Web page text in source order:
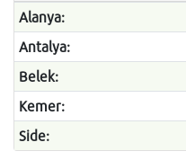
Alanya:
Antalya:
Belek:
Kemer:
Side: